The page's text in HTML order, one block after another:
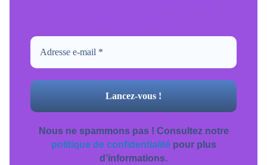
Nous ne spammons pas ! Consultez notre
politique de confidentialitépour plus
d’informations.